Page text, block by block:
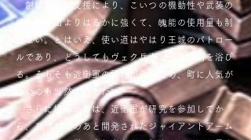
創核学会の支援により、こいつの機動性や武装の
威力は軍団よりはるかに強くて、魄能の使用量も制
限ない。とはいえ、使い道はやはり王城のパトロー
ルであり、どうしてもヴェク兵士たちの批判を浴び
る。そもそも近衛軍の評判が悪いため、町に人気が
ないのも当然のことだ。
さらに怪しいのは、近衛軍が研究を参加してか
ら、なぜかそのあと開発されたジャイアントアーム